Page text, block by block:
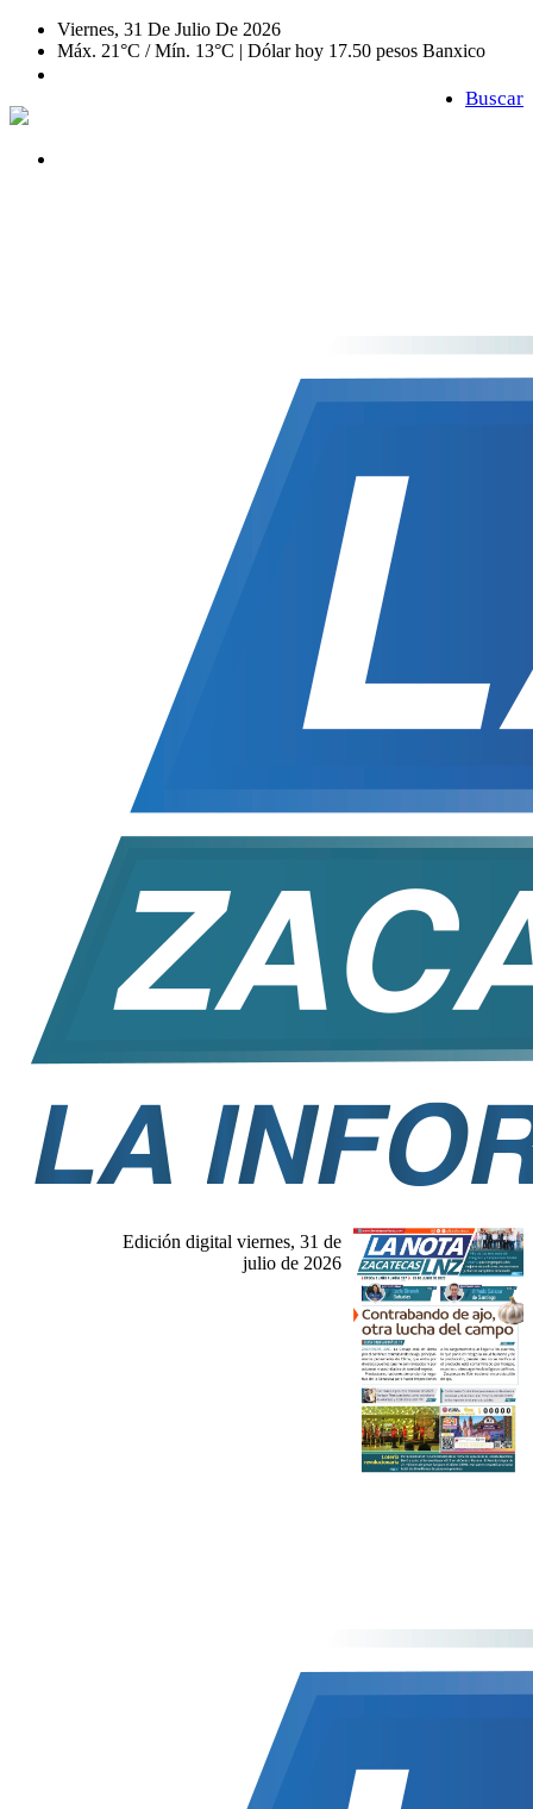
Viernes, 31 De Julio De 2026
Máx. 21°C / Mín. 13°C | Dólar hoy 17.50 pesos Banxico
Buscar
Edición digital viernes, 31 de
julio de 2026